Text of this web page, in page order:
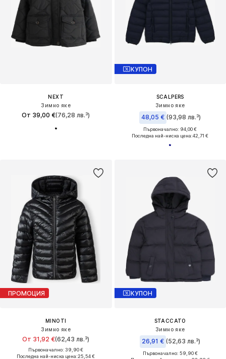
NEXT
Зимно яке
От 39,00 €(76,28 лв.³)
КУПОН
SCALPERS
Зимно яке
48,05 € (93,98 лв.³)
Първоначално: 94,00 €
Последна най-ниска цена:42,71 €
ПРОМОЦИЯ
MINOTI
Зимно яке
От 31,92 €(62,43 лв.³)
Първоначално: 39,90 €
Последна най-ниска цена:25,54 €
КУПОН
STACCATO
Зимно яке
26,91 € (52,63 лв.³)
Първоначално: 59,90 €